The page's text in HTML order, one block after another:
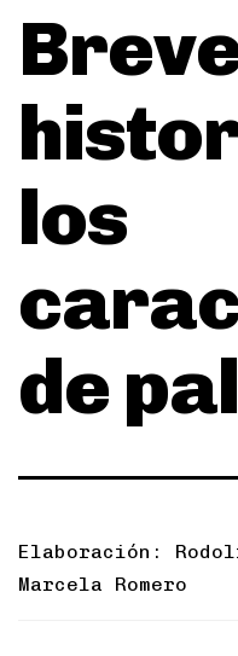
los
de
Elaboración:
Marcela Romero